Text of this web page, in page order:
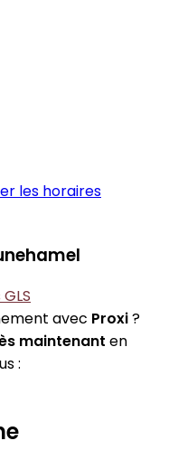
les horaires
avec Proxi?
maintenant en
: